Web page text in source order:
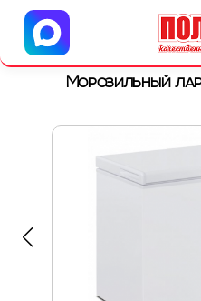
Центр
г.
Морозильный